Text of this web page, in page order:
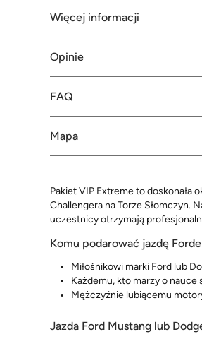
Więcej informacji
Opinie
FAQ
Mapa
Pakiet VIP Extreme to doskonała
Challengera na Torze Słomczyn.
uczestnicy otrzymają
Komu podarować jazdę
Miłośnikowi marki Ford lub
Każdemu, kto marzy o nauce
Mężczyźnie lubiącemu
Jazda Ford Mustang lub